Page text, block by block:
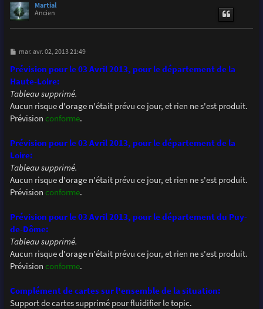
Martial
Ancien
M
s
s
a
g
e
mar. avr. 02, 2013 21:49
Prévision pour le 03 Avril 2013, pour le département de la
Haute-Loire:
Tableau supprimé.
Aucun risque d'orage n'était prévu ce jour, et rien ne s'est produit.
Prévision conforme.
Prévision pour le 03 Avril 2013, pour le département de la
Loire:
Tableau supprimé.
Aucun risque d'orage n'était prévu ce jour, et rien ne s'est produit.
Prévision conforme.
Prévision pour le 03 Avril 2013, pour le département du Puy-
de-Dôme:
Tableau supprimé.
Aucun risque d'orage n'était prévu ce jour, et rien ne s'est produit.
Prévision conforme.
Complément de cartes sur l'ensemble de la situation:
Support de cartes supprimé pour fluidifier le topic.